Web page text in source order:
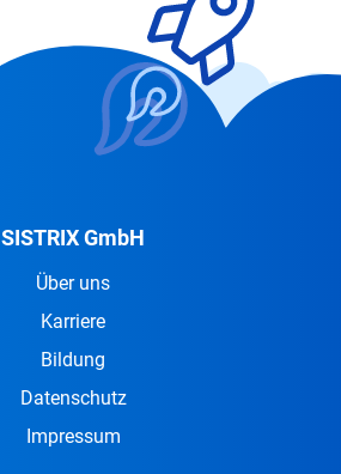
SISTRIX GmbH
Über uns
Karriere
Bildung
Datenschutz
Impressum